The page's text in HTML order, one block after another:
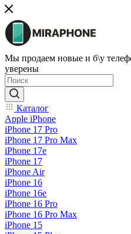
Мы продаем новые и б\у
уверены
Каталог
Apple iPhone
iPhone 17 Pro
iPhone 17 Pro Max
iPhone 17e
iPhone 17
iPhone Air
iPhone 16
iPhone 16e
iPhone 16 Pro
iPhone 16 Pro Max
iPhone 15